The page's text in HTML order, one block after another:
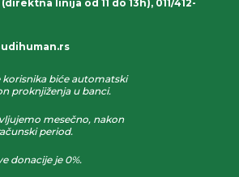
(direktna linija od 11 do 13h), 011/412-
korisnika biće automatski
proknjiženja u banci.
mesečno, nakon
period.
donacije je 0%.